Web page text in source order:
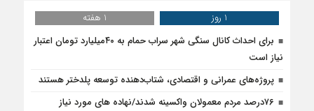
1 روز
1 هفته
برای احداث کانال سنگی شهر سراب حمام به ۴۰میلیارد تومان اعتبار
نیاز است
پروژه‌های عمرانی و اقتصادی، شتاب‌دهنده توسعه پلدختر هستند
۷۶درصد مردم معمولان واکسینه شدند/نهاده های مورد نیاز